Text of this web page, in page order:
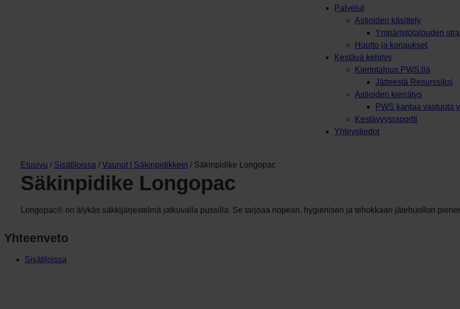
Palvelut
Astioiden käsittely
Ympäristötalouden
Huolto ja korjaukset
Kestävä kehitys
Kiertotalous PWS:llä
Jätteestä Resurssiksi
Astioiden kierrätys
PWS kantaa vastuuta
Kestävyysraportti
Yhteystiedot
Etusivu / Sisätiloissa / Vaunut | Säkinpidikkeet / Säkinpidike Longopac
Säkinpidike Longopac
Longopac® on älykäs säkkijärjestelmä jatkuvalla pussilla. Se tarjoaa nopean, hygienisen ja tehokkaan jätehuollon
Yhteenveto
Sisätiloissa